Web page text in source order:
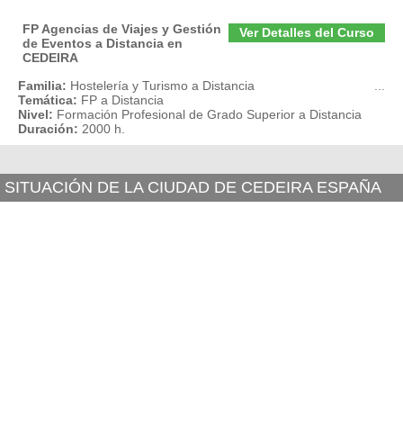
Ver Detalles del Curso
FP Agencias de Viajes y Gestión
de Eventos a Distancia en
CEDEIRA
Familia: Hostelería y Turismo a Distancia
Temática: FP a Distancia
Nivel: Formación Profesional de Grado Superior a Distancia
Duración: 2000 h.
SITUACIÓN DE LA CIUDAD DE CEDEIRA ESPAÑA